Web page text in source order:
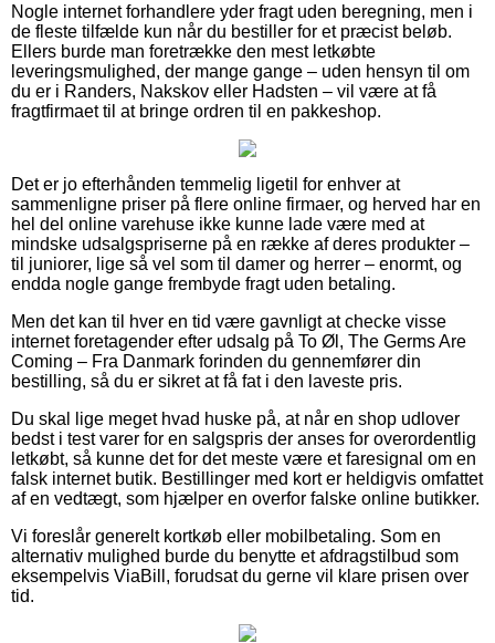
Nogle internet forhandlere yder fragt uden beregning, men i
de fleste tilfælde kun når du bestiller for et præcist beløb.
Ellers burde man foretrække den mest letkøbte
leveringsmulighed, der mange gange – uden hensyn til om
du er i Randers, Nakskov eller Hadsten – vil være at få
fragtfirmaet til at bringe ordren til en pakkeshop.
Det er jo efterhånden temmelig ligetil for enhver at
sammenligne priser på flere online firmaer, og herved har en
hel del online varehuse ikke kunne lade være med at
mindske udsalgspriserne på en række af deres produkter –
til juniorer, lige så vel som til damer og herrer – enormt, og
endda nogle gange frembyde fragt uden betaling.
Men det kan til hver en tid være gavnligt at checke visse
internet foretagender efter udsalg på To Øl, The Germs Are
Coming – Fra Danmark forinden du gennemfører din
bestilling, så du er sikret at få fat i den laveste pris.
Du skal lige meget hvad huske på, at når en shop udlover
bedst i test varer for en salgspris der anses for overordentlig
letkøbt, så kunne det for det meste være et faresignal om en
falsk internet butik. Bestillinger med kort er heldigvis omfattet
af en vedtægt, som hjælper en overfor falske online butikker.
Vi foreslår generelt kortkøb eller mobilbetaling. Som en
alternativ mulighed burde du benytte et afdragstilbud som
eksempelvis ViaBill, forudsat du gerne vil klare prisen over
tid.